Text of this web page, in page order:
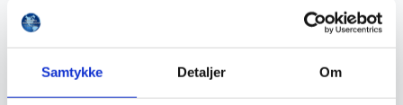
Samtykke Detaljer Om
Afspærring